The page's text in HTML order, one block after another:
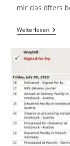
mir das öfters
WeiterlesenWer
Einmal
Der
Was
Zu